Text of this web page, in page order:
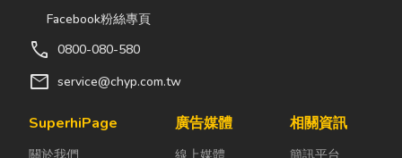
情味與飲食文
庭聚餐、朋友
聚會、公司聚
團體用餐，都
或經營團隊透
（如
氣候潮濕多
Facebook粉絲專頁
call 0800-080-580
mail service@chyp.com.tw
SuperhiPage
關於我們
廣告媒體
線上媒體
相關資訊
簡訊平台